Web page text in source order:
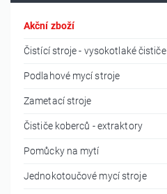
Akční zboží
Čistící stroje - vysokotlaké čističe
Podlahové mycí stroje
Zametací stroje
Čističe koberců - extraktory
Pomůcky na mytí
Jednokotoučové mycí stroje